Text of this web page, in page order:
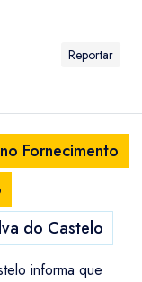
Reportar
Fornecimento
do Castelo
informa que